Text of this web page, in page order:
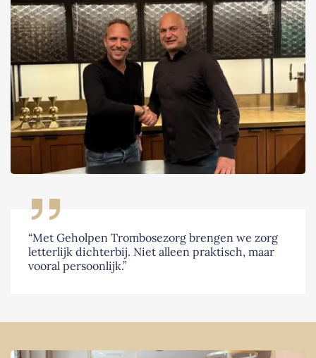
“Met Geholpen Trombosezorg brengen we zorg
letterlijk dichterbij. Niet alleen praktisch, maar
vooral persoonlijk.”